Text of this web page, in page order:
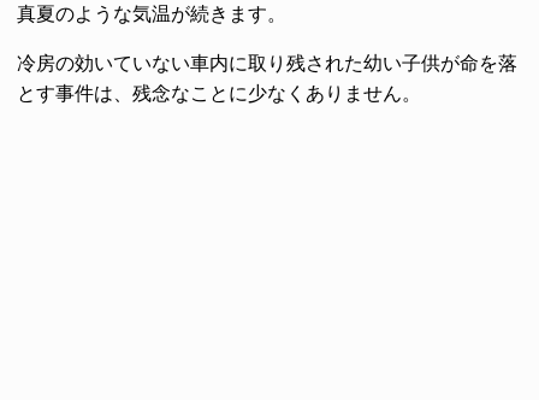
真夏のような気温が続きます。
冷房の効いていない車内に取り残された幼い子供が命を落
とす事件は、残念なことに少なくありません。